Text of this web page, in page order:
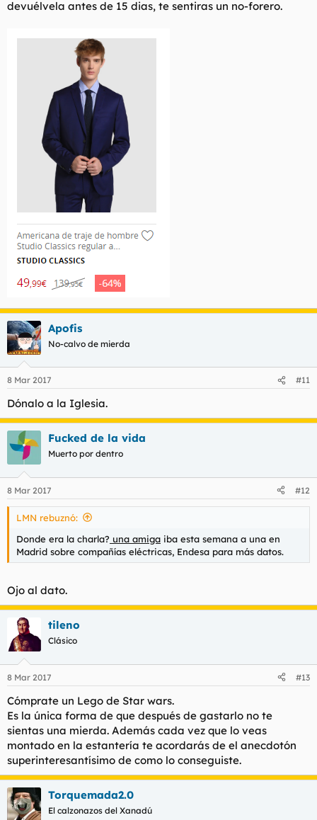
devuélvela antes de 15 dias, te sentiras un no-forero.
Apofis
No-calvo de mierda
8 Mar 2017 #11
Dónalo a la Iglesia.
Fucked de la vida
Muerto por dentro
8 Mar 2017 #12
LMN rebuznó:
Donde era la charla? una amiga iba esta semana a una en
Madrid sobre compañías eléctricas, Endesa para más datos.
Ojo al dato.
tileno
Clásico
8 Mar 2017 #13
Cómprate un Lego de Star wars.
Es la única forma de que después de gastarlo no te
sientas una mierda. Además cada vez que lo veas
montado en la estantería te acordarás de el anecdotón
superinteresantísimo de como lo conseguiste.
Torquemada2.0
El calzonazos del Xanadú